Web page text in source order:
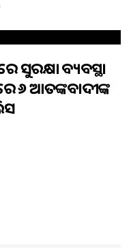
ସୁରକ୍ଷା ବ୍ୟବସ୍ଥା
୬ ଆତଙ୍କବାଦୀଙ୍କ